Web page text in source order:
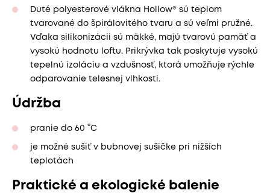
Duté polyesterové vlákna Hollow® sú teplom
tvarované do špirálovitého tvaru a sú veľmi pružné.
Vďaka silikonizácii sú mäkké, majú tvarovú pamäť a
vysokú hodnotu loftu. Prikrývka tak poskytuje vysokú
tepelnú izoláciu a vzdušnosť, ktorá umožňuje rýchle
odparovanie telesnej vlhkosti.
Údržba
pranie do 60 °C
je možné sušiť v bubnovej sušičke pri nižších
teplotách
Praktické a ekologické balenie